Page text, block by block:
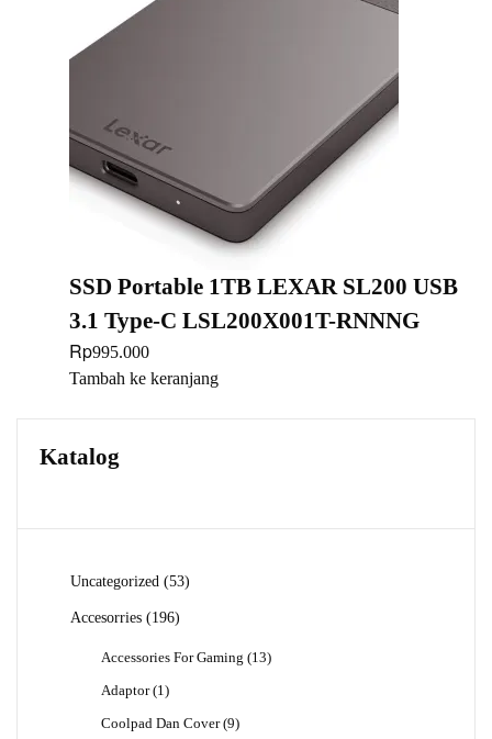
SSD Portable 1TB LEXAR SL200 USB
3.1 Type-C LSL200X001T-RNNNG
Rp995.000
Tambah ke keranjang
Katalog
Uncategorized 5353
Accesorries
196196
Accessories For Gaming 1313
Adaptor 1 1
Coolpad Dan Cover 99